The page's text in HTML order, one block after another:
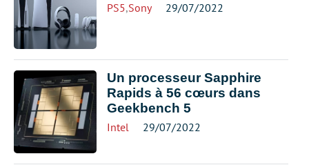
PS5,Sony 29/07/2022
Un processeur Sapphire
Rapids à 56 cœurs dans
Geekbench 5
Intel 29/07/2022